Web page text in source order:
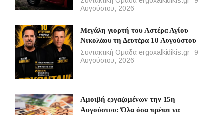
Αυγούστου, 2026
Μεγάλη γιορτή του Αστέρα Αγίου
Νικολάου τη Δευτέρα 10 Αυγούστου
Συντακτική Ομάδα ergoxalkidikis.gr
9
Αυγούστου, 2026
Αμοιβή εργαζομένων την 15η
Αυγούστου: Όλα όσα πρέπει να